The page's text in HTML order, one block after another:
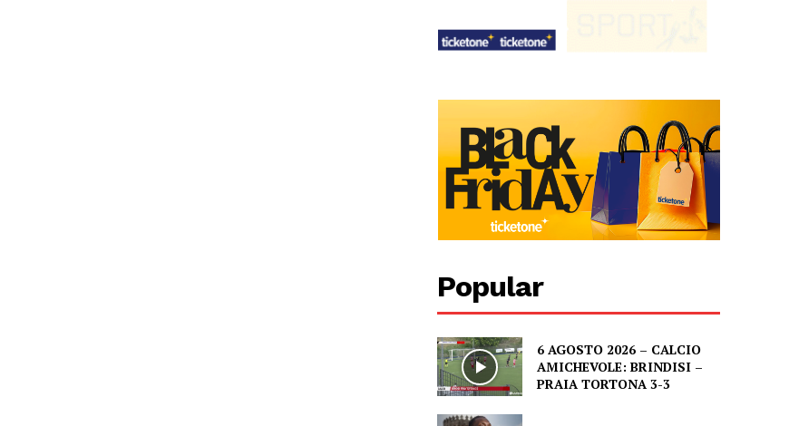
Popular
6 AGOSTO 2026 – CALCIO
AMICHEVOLE: BRINDISI –
PRAIA TORTONA 3-3